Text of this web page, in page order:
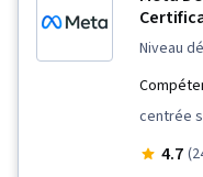
niveau
centrée
4.7